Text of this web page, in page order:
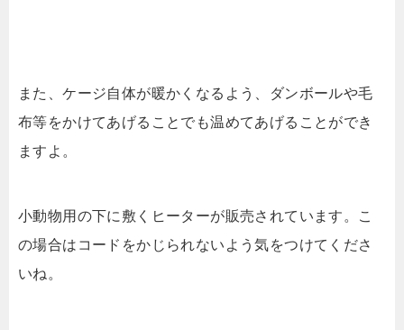
また、ケージ自体が暖かくなるよう、ダンボールや毛
布等をかけてあげることでも温めてあげることができ
ますよ。
小動物用の下に敷くヒーターが販売されています。こ
の場合はコードをかじられないよう気をつけてくださ
いね。